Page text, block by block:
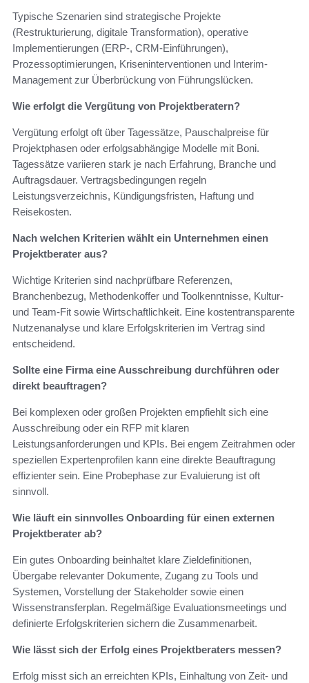
Typische Szenarien sind strategische Projekte
(Restrukturierung, digitale Transformation), operative
Implementierungen (ERP-, CRM-Einführungen),
Prozessoptimierungen, Kriseninterventionen und Interim-
Management zur Überbrückung von Führungslücken.
Wie erfolgt die Vergütung von Projektberatern?
Vergütung erfolgt oft über Tagessätze, Pauschalpreise für
Projektphasen oder erfolgsabhängige Modelle mit Boni.
Tagessätze variieren stark je nach Erfahrung, Branche und
Auftragsdauer. Vertragsbedingungen regeln
Leistungsverzeichnis, Kündigungsfristen, Haftung und
Reisekosten.
Nach welchen Kriterien wählt ein Unternehmen einen
Projektberater aus?
Wichtige Kriterien sind nachprüfbare Referenzen,
Branchenbezug, Methodenkoffer und Toolkenntnisse, Kultur-
und Team-Fit sowie Wirtschaftlichkeit. Eine kostentransparente
Nutzenanalyse und klare Erfolgskriterien im Vertrag sind
entscheidend.
Sollte eine Firma eine Ausschreibung durchführen oder
direkt beauftragen?
Bei komplexen oder großen Projekten empfiehlt sich eine
Ausschreibung oder ein RFP mit klaren
Leistungsanforderungen und KPIs. Bei engem Zeitrahmen oder
speziellen Expertenprofilen kann eine direkte Beauftragung
effizienter sein. Eine Probephase zur Evaluierung ist oft
sinnvoll.
Wie läuft ein sinnvolles Onboarding für einen externen
Projektberater ab?
Ein gutes Onboarding beinhaltet klare Zieldefinitionen,
Übergabe relevanter Dokumente, Zugang zu Tools und
Systemen, Vorstellung der Stakeholder sowie einen
Wissenstransferplan. Regelmäßige Evaluationsmeetings und
definierte Erfolgskriterien sichern die Zusammenarbeit.
Wie lässt sich der Erfolg eines Projektberaters messen?
Erfolg misst sich an erreichten KPIs, Einhaltung von Zeit- und